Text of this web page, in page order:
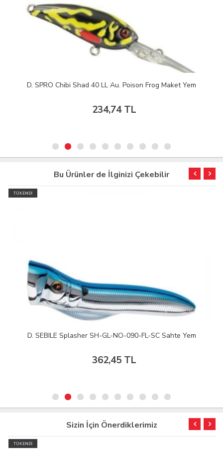
D. SPRO Chibi Shad 40 LL Au. Poison Frog Maket Yem
234,74 TL
Bu Ürünler de İlginizi Çekebilir
TÜKENDİ
D. SEBILE Splasher SH-GL-NO-090-FL-SC Sahte Yem
362,45 TL
Sizin İçin Önerdiklerimiz
TÜKENDİ